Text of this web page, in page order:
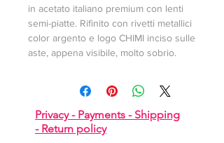
in acetato italiano premium con lenti
semi-piatte. Rifinito con rivetti metallici
color argento e logo CHIMI inciso sulle
aste, appena visibile, molto sobrio.
Privacy - Payments - Shipping
- Return policy